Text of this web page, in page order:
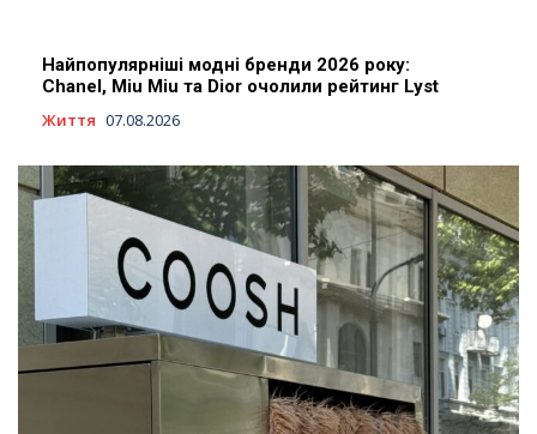
Найпопулярніші модні бренди 2026 року:
Chanel, Miu Miu та Dior очолили рейтинг Lyst
Життя 07.08.2026